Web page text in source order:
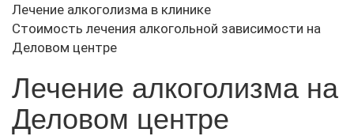
Лечение алкоголизма в клинике
Стоимость лечения алкогольной зависимости на
Деловом центре
Лечение алкоголизма на
Деловом центре